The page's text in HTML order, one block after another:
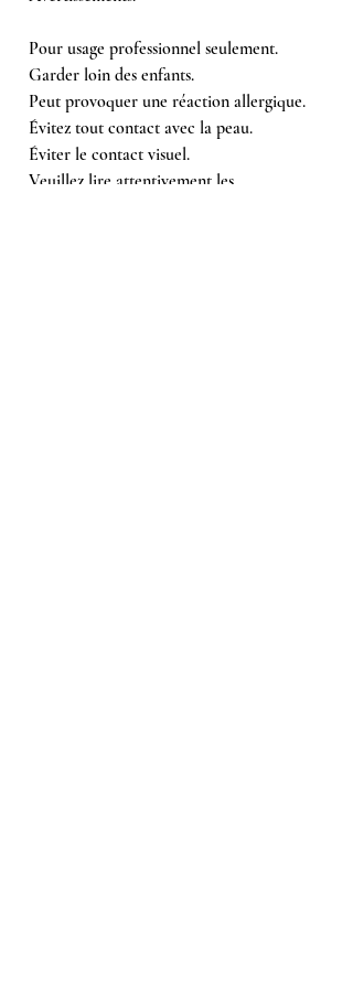
Pour usage professionnel seulement.
Garder loin des enfants.
Peut provoquer une réaction allergique.
Évitez tout contact avec la peau.
Éviter le contact visuel.
Veuillez lire attentivement les